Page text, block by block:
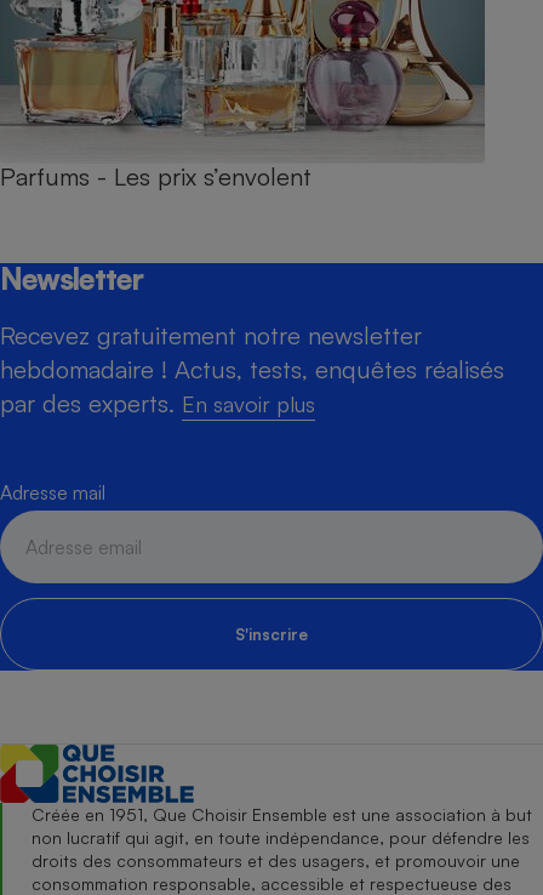
Parfums - Les prix s’envolent
Newsletter
Recevez gratuitement notre newsletter
hebdomadaire ! Actus, tests, enquêtes réalisés
par des experts. En savoir plus
Adresse mail
S'inscrire
Créée en 1951, Que Choisir Ensemble est une association à but
non lucratif qui agit, en toute indépendance, pour défendre les
droits des consommateurs et des usagers, et promouvoir une
consommation responsable, accessible et respectueuse des